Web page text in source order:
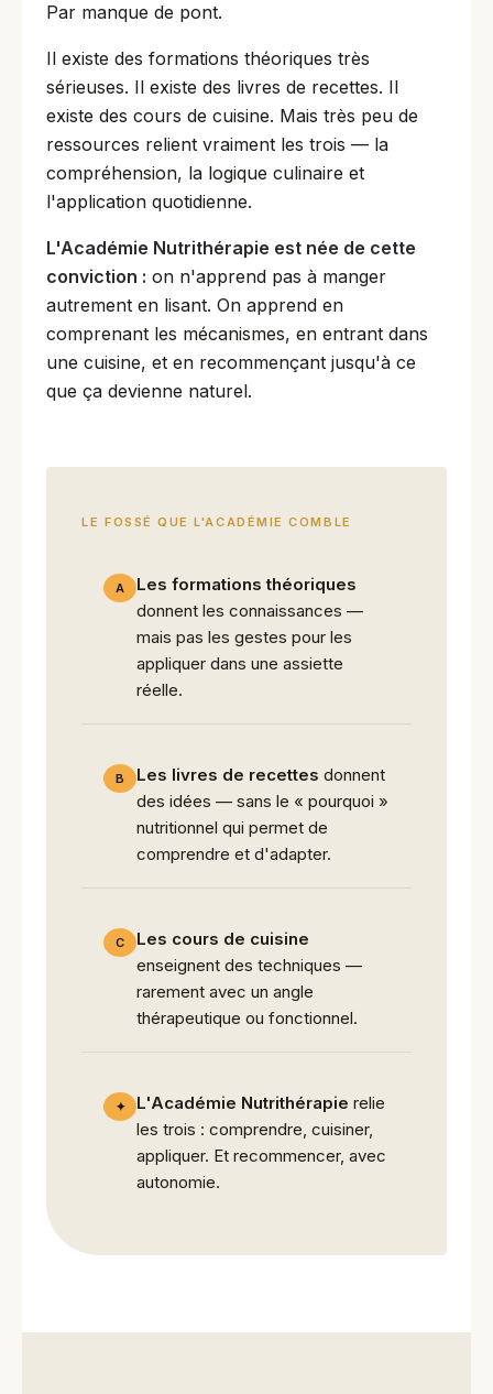
Par manque de pont.
Il existe des formations théoriques très
sérieuses. Il existe des livres de recettes. Il
existe des cours de cuisine. Mais très peu de
ressources relient vraiment les trois — la
compréhension, la logique culinaire et
l'application quotidienne.
L'Académie Nutrithérapie est née de cette
conviction : on n'apprend pas à manger
autrement en lisant. On apprend en
comprenant les mécanismes, en entrant dans
une cuisine, et en recommençant jusqu'à ce
que ça devienne naturel.
LE FOSSÉ QUE L'ACADÉMIE COMBLE
A
Les formations théoriques
donnent les connaissances —
mais pas les gestes pour les
appliquer dans une assiette
réelle.
B Les livres de recettes donnent
des idées — sans le « pourquoi »
nutritionnel qui permet de
comprendre et d'adapter.
C
Les cours de cuisine
enseignent des techniques —
rarement avec un angle
thérapeutique ou fonctionnel.
✦ L'Académie Nutrithérapie relie
les trois : comprendre, cuisiner,
appliquer. Et recommencer, avec
autonomie.